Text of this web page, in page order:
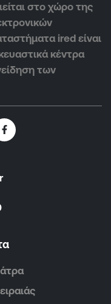
στο χώρο της
ired είναι
κέντρα
των